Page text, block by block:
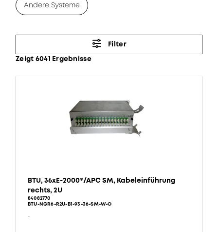
Andere Systeme
Filter
Zeigt 6041 Ergebnisse
BTU, 36xE-2000®/APC SM, Kabeleinführung
rechts, 2U
84082770
BTU-NGR6-R2U-B1-93-36-SM-W-O
-